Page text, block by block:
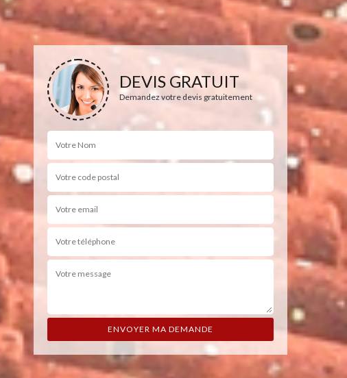
DEVIS GRATUIT
Demandez votre devis gratuitement